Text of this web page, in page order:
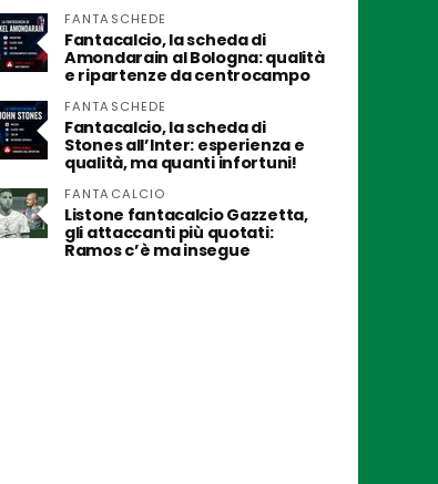
FANTASCHEDE
Fantacalcio, la scheda di
Amondarain al Bologna: qualità
e ripartenze da centrocampo
FANTASCHEDE
Fantacalcio, la scheda di
Stones all’Inter: esperienza e
qualità, ma quanti infortuni!
FANTACALCIO
Listone fantacalcio Gazzetta,
gli attaccanti più quotati:
Ramos c’è ma insegue